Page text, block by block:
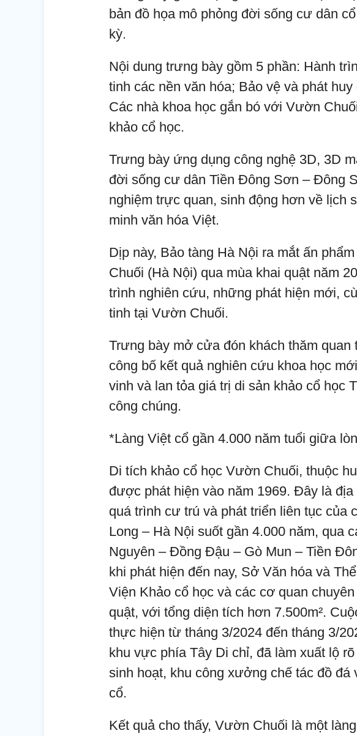
bản đồ họa mô phỏng đời sống cư dân
kỳ.
Nội dung trưng bày gồm 5 phần: Hành
tinh các nền văn hóa; Bảo vệ và phát
Các nhà khoa học gắn bó với Vườn
khảo cổ học.
Trưng bày ứng dụng công nghệ 3D, 3D
đời sống cư dân Tiền Đông Sơn – Đông
nghiệm trực quan, sinh động hơn về lịch
minh văn hóa Việt.
Dịp này, Bảo tàng Hà Nội ra mắt ấn
Chuối (Hà Nội) qua mùa khai quật năm
trình nghiên cứu, những phát hiện mới,
tinh tại Vườn Chuối.
Trưng bày mở cửa đón khách thăm quan
công bố kết quả nghiên cứu khoa học
vinh và lan tỏa giá trị di sản khảo cổ học
công chúng.
*Làng Việt cổ gần 4.000 năm tuổi giữa
Di tích khảo cổ học Vườn Chuối, thuộc
được phát hiện vào năm 1969. Đây là
quá trình cư trú và phát triển liên tục của
Long – Hà Nội suốt gần 4.000 năm, qua
Nguyên – Đồng Đậu – Gò Mun – Tiền
khi phát hiện đến nay, Sở Văn hóa và
Viện Khảo cổ học và các cơ quan
quật, với tổng diện tích hơn 7.500m².
thực hiện từ tháng 3/2024 đến tháng 3/
khu vực phía Tây Di chỉ, đã làm xuất lộ
sinh hoạt, khu công xưởng chế tác đồ đá
cổ.
Kết quả cho thấy, Vườn Chuối là một